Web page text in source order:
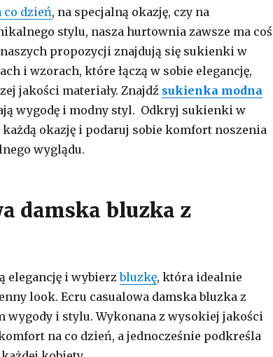
dzień, na specjalną okazję, czy na
stylu, nasza hurtownia zawsze ma coś
propozycji znajdują się sukienki w
i wzorach, które łączą w sobie elegancję,
jakości materiały. Znajdź sukienka modna
wygodę i modny styl. Odkryj sukienki w
okazję i podaruj sobie komfort noszenia
wyglądu.
damska bluzka z
elegancję i wybierzbluzkę, która idealnie
look. Ecru casualowa damska bluzka z
wygody i stylu. Wykonana z wysokiej jakości
na co dzień, a jednocześnie podkreśla